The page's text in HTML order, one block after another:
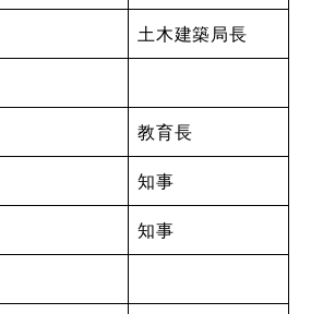
土木建築局長
教育長
知事
知事